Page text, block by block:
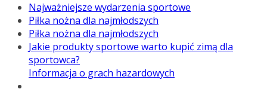
Najważniejsze wydarzenia sportowe
Piłka nożna dla najmłodszych
Piłka nożna dla najmłodszych
Jakie produkty sportowe warto kupić zimą dla
sportowca?
Informacja o grach hazardowych